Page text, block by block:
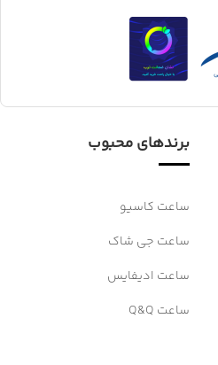
برندهای محبوب
ساعت کاسیو
ساعت جی شاک
ساعت ادیفایس
ساعت Q&Q